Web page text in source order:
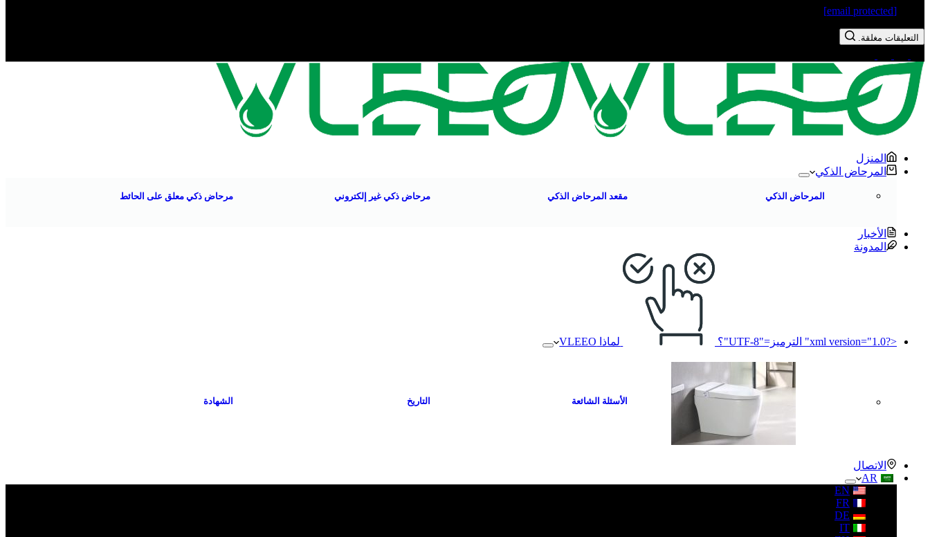
[email protected]
التعليقات مغلقة.
المنزل
المرحاض الذكي
المرحاض الذكي مقعد المرحاض الذكي مرحاض ذكي غير إلكتروني مرحاض ذكي معلق على الحائط
الأخبار
المدونة
<?xml version="1.0" الترميز="UTF-8"؟ لماذا VLEEO
الأسئلة الشائعة التاريخ الشهادة
الاتصال
AR
EN
FR
DE
IT